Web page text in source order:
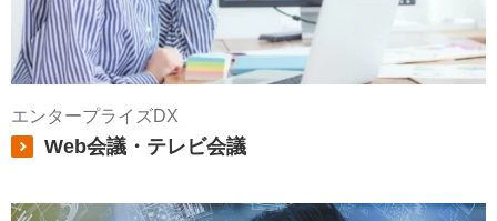
エンタープライズDX
Web会議・テレビ会議